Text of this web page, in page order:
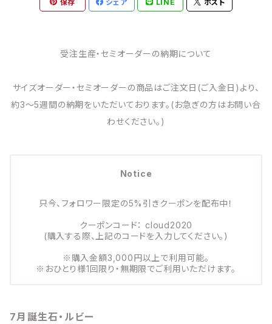
保存 シェア LINE ポスト
受注生産・セミオーダーの納期について
サイズオーダー・セミオーダーの商品はご注文日(ご入金日)より、
約3～5週間の納期をいただいております。(お急ぎの方はお問い合
わせください。)
Notice
只今、フォロワー限定の5%引きクーポンを配布中！
クーポンコード： cloud2020
(購入する際、上記のコードを入力してください。)
※購入金額3,000円以上で利用可能。
※おひとり様1回限り・無期限でご利用いただけます。
7月誕生石・ルビー